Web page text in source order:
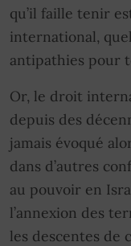
qu’il faille tenir
international,
antipathies pour
Or, le droit
depuis des
jamais évoqué
dans d’autres
au pouvoir en
l’annexion des
les descentes de